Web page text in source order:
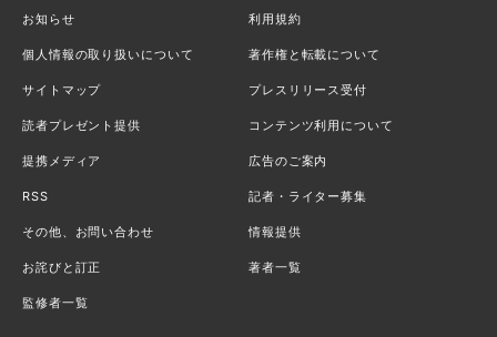
お知らせ 利用規約
個人情報の取り扱いについて 著作権と転載について
サイトマップ プレスリリース受付
読者プレゼント提供 コンテンツ利用について
提携メディア 広告のご案内
RSS 記者・ライター募集
その他、お問い合わせ 情報提供
お詫びと訂正 著者一覧
監修者一覧